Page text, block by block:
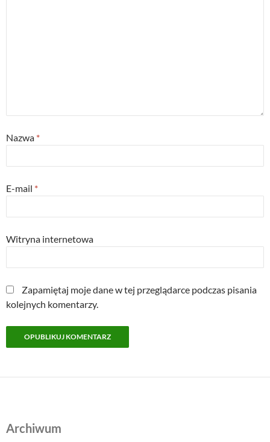
Nazwa *
E-mail *
Witryna internetowa
Zapamiętaj moje dane w tej przeglądarce podczas pisania
kolejnych komentarzy.
Archiwum